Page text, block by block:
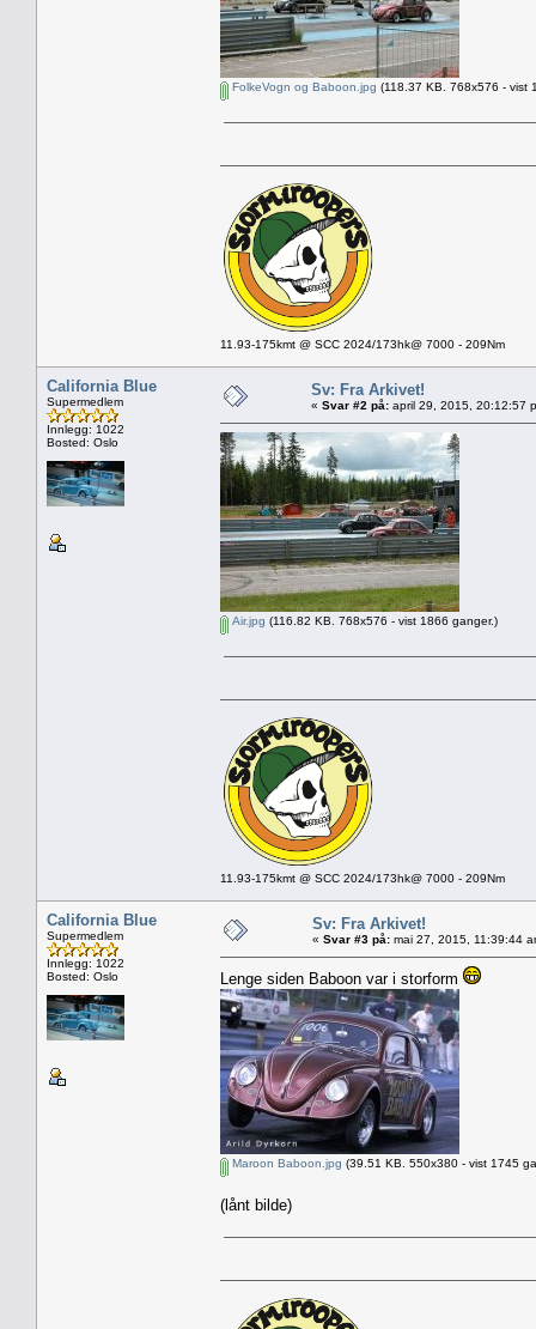
FolkeVogn og Baboon.jpg (118.37 KB. 768x576 - vist
11.93-175kmt @ SCC 2024/173hk@ 7000 - 209Nm
California Blue
Supermedlem
Innlegg: 1022
Bosted: Oslo
Sv: Fra Arkivet!
« Svar #2 på: april 29, 2015, 20:12:57
Air.jpg (116.82 KB. 768x576 - vist 1866 ganger.)
11.93-175kmt @ SCC 2024/173hk@ 7000 - 209Nm
California Blue
Supermedlem
Innlegg: 1022
Bosted: Oslo
Sv: Fra Arkivet!
« Svar #3 på: mai 27, 2015, 11:39:44
Lenge siden Baboon var i storform
Maroon Baboon.jpg (39.51 KB. 550x380 - vist 1745
(lånt bilde)